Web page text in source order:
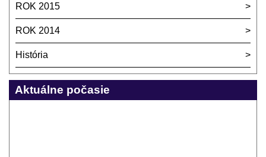
ROK 2015
ROK 2014
História
Aktuálne počasie